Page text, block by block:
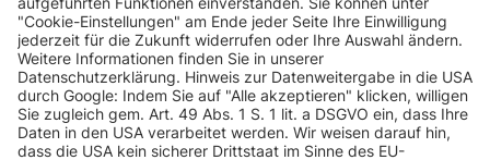
INFORMATIONEN
KUNDENSERVICE